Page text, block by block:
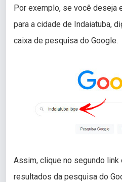
Por exemplo, se você deseja
para a cidade de Indaiatuba,
caixa de pesquisa do Google.
Assim, clique no segundo link
resultados da pesquisa do